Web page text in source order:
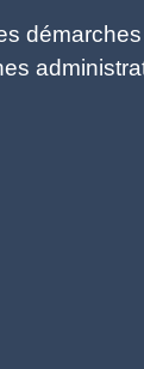
démarches